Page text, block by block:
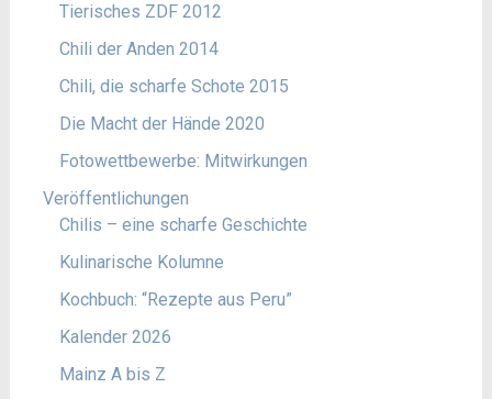
Tierisches ZDF 2012
Chili der Anden 2014
Chili, die scharfe Schote 2015
Die Macht der Hände 2020
Fotowettbewerbe: Mitwirkungen
Veröffentlichungen
Chilis – eine scharfe Geschichte
Kulinarische Kolumne
Kochbuch: “Rezepte aus Peru”
Kalender 2026
Mainz A bis Z